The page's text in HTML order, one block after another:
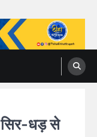
धड़ से